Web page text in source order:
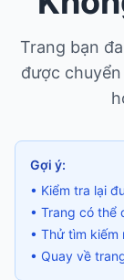
Trang bạn
được
Gợi ý:
• Kiểm tra lại
• Trang có thể
• Thử tìm kiếm
• Quay về